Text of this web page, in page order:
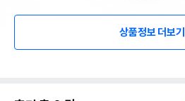
상품정보 더보기